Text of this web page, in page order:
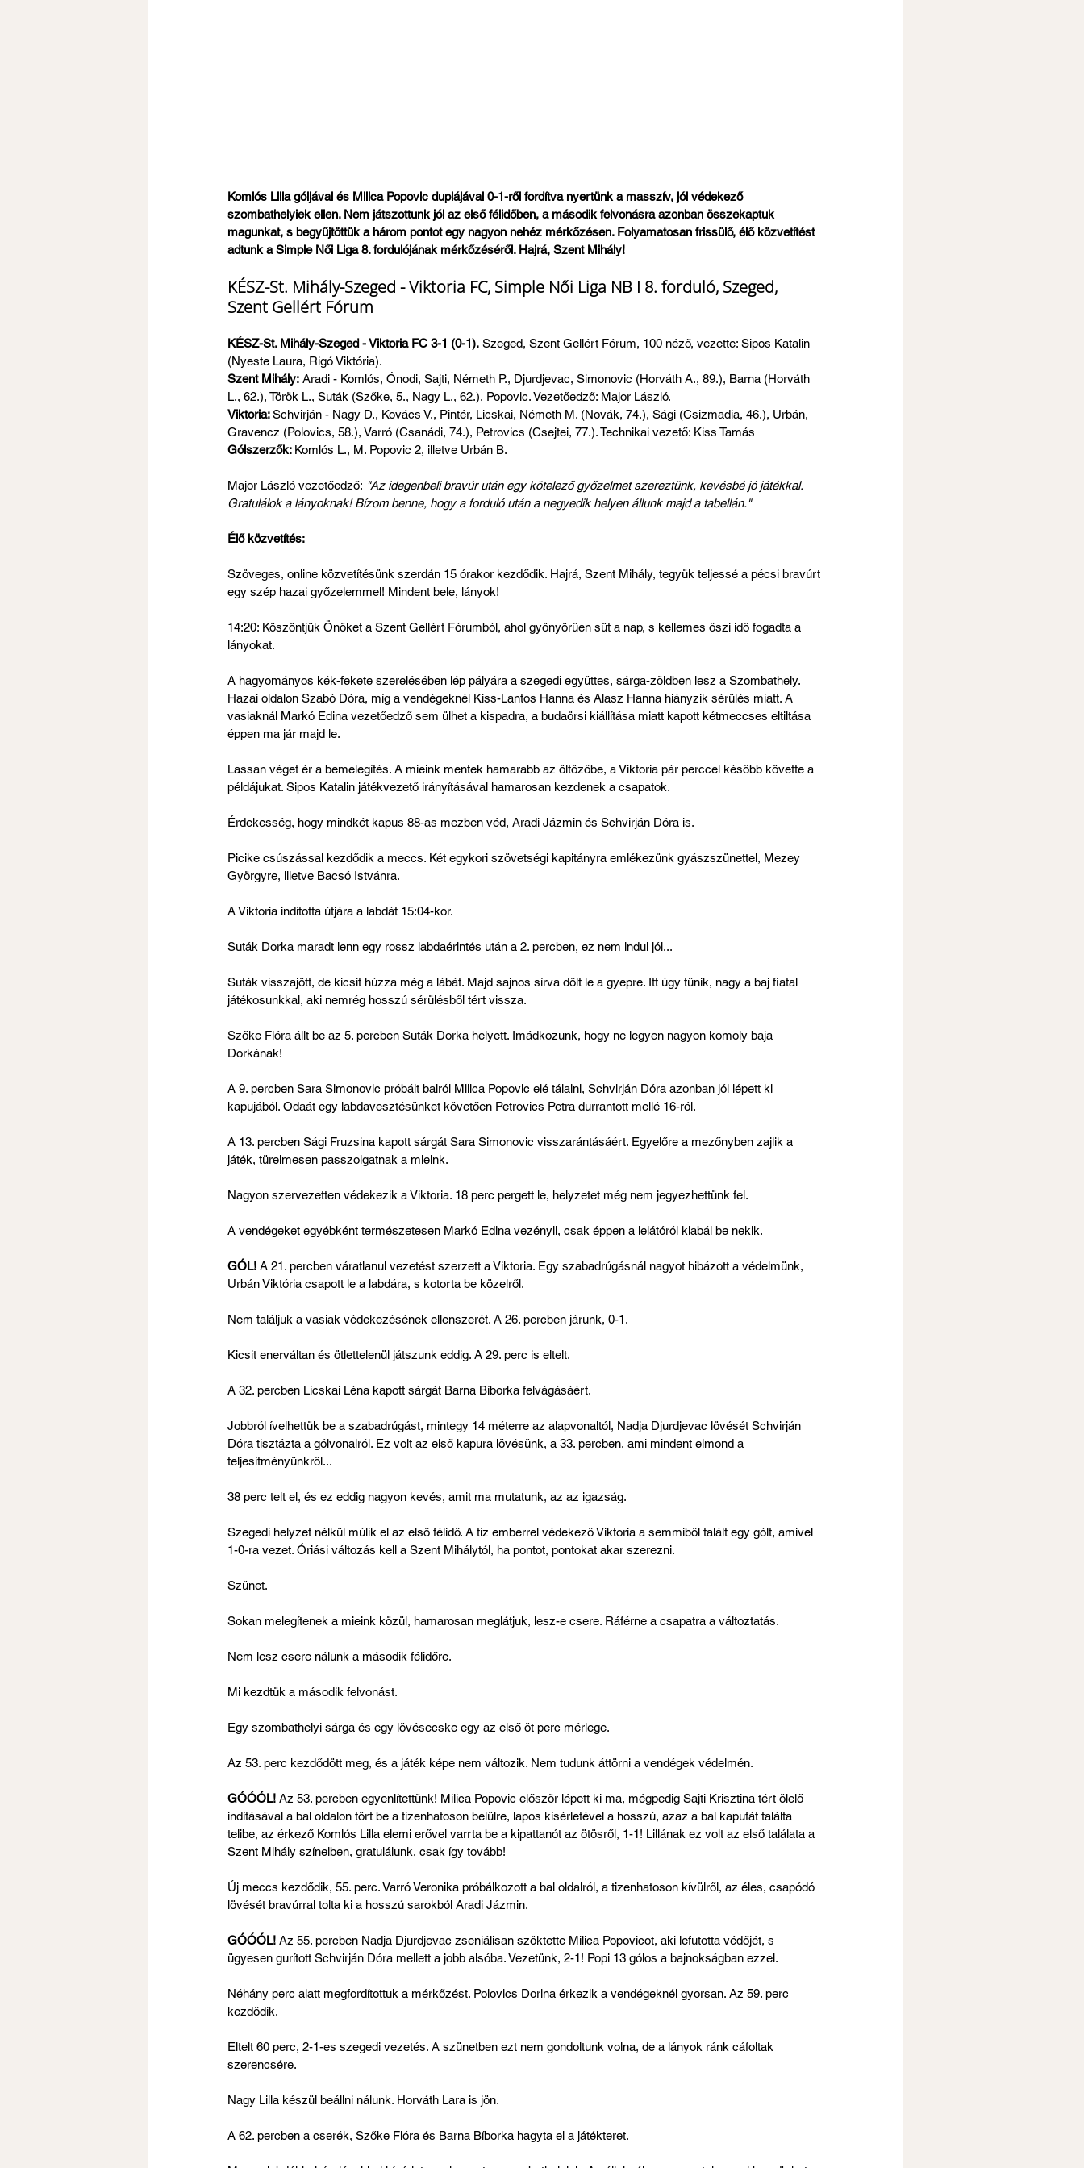
Komlós Lilla góljával és Milica Popovic duplájával 0-1-ről fordítva nyertünk a masszív, jól védekező
szombathelyiek ellen. Nem játszottunk jól az első félidőben, a második felvonásra azonban összekaptuk
magunkat, s begyűjtöttük a három pontot egy nagyon nehéz mérkőzésen. Folyamatosan frissülő, élő közvetítést
adtunk a Simple Női Liga 8. fordulójának mérkőzéséről. Hajrá, Szent Mihály!
KÉSZ-St. Mihály-Szeged - Viktoria FC, Simple Női Liga NB I 8. forduló, Szeged,
Szent Gellért Fórum
KÉSZ-St. Mihály-Szeged - Viktoria FC 3-1 (0-1). Szeged, Szent Gellért Fórum, 100 néző, vezette: Sipos Katalin
(Nyeste Laura, Rigó Viktória).
Szent Mihály: Aradi - Komlós, Ónodi, Sajti, Németh P., Djurdjevac, Simonovic (Horváth A., 89.), Barna (Horváth
L., 62.), Török L., Suták (Szőke, 5., Nagy L., 62.), Popovic. Vezetőedző: Major László.
Viktoria: Schvirján - Nagy D., Kovács V., Pintér, Licskai, Németh M. (Novák, 74.), Sági (Csizmadia, 46.), Urbán,
Gravencz (Polovics, 58.), Varró (Csanádi, 74.), Petrovics (Csejtei, 77.). Technikai vezető: Kiss Tamás
Gólszerzők: Komlós L., M. Popovic 2, illetve Urbán B.
Major László vezetőedző: "Az idegenbeli bravúr után egy kötelező győzelmet szereztünk, kevésbé jó játékkal.
Gratulálok a lányoknak! Bízom benne, hogy a forduló után a negyedik helyen állunk majd a tabellán."
Élő közvetítés:
Szöveges, online közvetítésünk szerdán 15 órakor kezdődik. Hajrá, Szent Mihály, tegyük teljessé a pécsi bravúrt
egy szép hazai győzelemmel! Mindent bele, lányok!
14:20: Köszöntjük Önöket a Szent Gellért Fórumból, ahol gyönyörűen süt a nap, s kellemes őszi idő fogadta a
lányokat.
A hagyományos kék-fekete szerelésében lép pályára a szegedi együttes, sárga-zöldben lesz a Szombathely.
Hazai oldalon Szabó Dóra, míg a vendégeknél Kiss-Lantos Hanna és Alasz Hanna hiányzik sérülés miatt. A
vasiaknál Markó Edina vezetőedző sem ülhet a kispadra, a budaörsi kiállítása miatt kapott kétmeccses eltiltása
éppen ma jár majd le.
Lassan véget ér a bemelegítés. A mieink mentek hamarabb az öltözőbe, a Viktoria pár perccel később követte a
példájukat. Sipos Katalin játékvezető irányításával hamarosan kezdenek a csapatok.
Érdekesség, hogy mindkét kapus 88-as mezben véd, Aradi Jázmin és Schvirján Dóra is.
Picike csúszással kezdődik a meccs. Két egykori szövetségi kapitányra emlékezünk gyászszünettel, Mezey
Györgyre, illetve Bacsó Istvánra.
A Viktoria indította útjára a labdát 15:04-kor.
Suták Dorka maradt lenn egy rossz labdaérintés után a 2. percben, ez nem indul jól...
Suták visszajött, de kicsit húzza még a lábát. Majd sajnos sírva dőlt le a gyepre. Itt úgy tűnik, nagy a baj fiatal
játékosunkkal, aki nemrég hosszú sérülésből tért vissza.
Szőke Flóra állt be az 5. percben Suták Dorka helyett. Imádkozunk, hogy ne legyen nagyon komoly baja
Dorkának!
A 9. percben Sara Simonovic próbált balról Milica Popovic elé tálalni, Schvirján Dóra azonban jól lépett ki
kapujából. Odaát egy labdavesztésünket követően Petrovics Petra durrantott mellé 16-ról.
A 13. percben Sági Fruzsina kapott sárgát Sara Simonovic visszarántásáért. Egyelőre a mezőnyben zajlik a
játék, türelmesen passzolgatnak a mieink.
Nagyon szervezetten védekezik a Viktoria. 18 perc pergett le, helyzetet még nem jegyezhettünk fel.
A vendégeket egyébként természetesen Markó Edina vezényli, csak éppen a lelátóról kiabál be nekik.
GÓL! A 21. percben váratlanul vezetést szerzett a Viktoria. Egy szabadrúgásnál nagyot hibázott a védelmünk,
Urbán Viktória csapott le a labdára, s kotorta be közelről.
Nem találjuk a vasiak védekezésének ellenszerét. A 26. percben járunk, 0-1.
Kicsit enerváltan és ötlettelenül játszunk eddig. A 29. perc is eltelt.
A 32. percben Licskai Léna kapott sárgát Barna Bíborka felvágásáért.
Jobbról ívelhettük be a szabadrúgást, mintegy 14 méterre az alapvonaltól, Nadja Djurdjevac lövését Schvirján
Dóra tisztázta a gólvonalról. Ez volt az első kapura lövésünk, a 33. percben, ami mindent elmond a
teljesítményünkről...
38 perc telt el, és ez eddig nagyon kevés, amit ma mutatunk, az az igazság.
Szegedi helyzet nélkül múlik el az első félidő. A tíz emberrel védekező Viktoria a semmiből talált egy gólt, amivel
1-0-ra vezet. Óriási változás kell a Szent Mihálytól, ha pontot, pontokat akar szerezni.
Szünet.
Sokan melegítenek a mieink közül, hamarosan meglátjuk, lesz-e csere. Ráférne a csapatra a változtatás.
Nem lesz csere nálunk a második félidőre.
Mi kezdtük a második felvonást.
Egy szombathelyi sárga és egy lövésecske egy az első öt perc mérlege.
Az 53. perc kezdődött meg, és a játék képe nem változik. Nem tudunk áttörni a vendégek védelmén.
GÓÓÓL! Az 53. percben egyenlítettünk! Milica Popovic először lépett ki ma, mégpedig Sajti Krisztina tért ölelő
indításával a bal oldalon tört be a tizenhatoson belülre, lapos kísérletével a hosszú, azaz a bal kapufát találta
telibe, az érkező Komlós Lilla elemi erővel varrta be a kipattanót az ötösről, 1-1! Lillának ez volt az első találata a
Szent Mihály színeiben, gratulálunk, csak így tovább!
Új meccs kezdődik, 55. perc. Varró Veronika próbálkozott a bal oldalról, a tizenhatoson kívülről, az éles, csapódó
lövését bravúrral tolta ki a hosszú sarokból Aradi Jázmin.
GÓÓÓL! Az 55. percben Nadja Djurdjevac zseniálisan szöktette Milica Popovicot, aki lefutotta védőjét, s
ügyesen gurított Schvirján Dóra mellett a jobb alsóba. Vezetünk, 2-1! Popi 13 gólos a bajnokságban ezzel.
Néhány perc alatt megfordítottuk a mérkőzést. Polovics Dorina érkezik a vendégeknél gyorsan. Az 59. perc
kezdődik.
Eltelt 60 perc, 2-1-es szegedi vezetés. A szünetben ezt nem gondoltunk volna, de a lányok ránk cáfoltak
szerencsére.
Nagy Lilla készül beállni nálunk. Horváth Lara is jön.
A 62. percben a cserék, Szőke Flóra és Barna Bíborka hagyta el a játékteret.